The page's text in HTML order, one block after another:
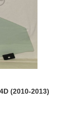
(2010-2013)